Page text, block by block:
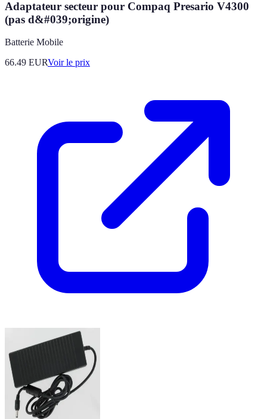
Adaptateur secteur pour Compaq Presario V4300
(pas d&#039;origine)
Batterie Mobile
66.49 EURVoir le prix